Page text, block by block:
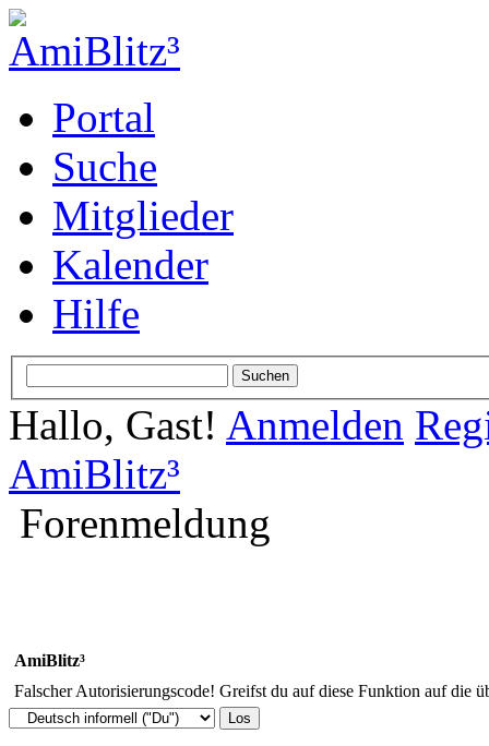
Portal
Suche
Mitglieder
Kalender
Hilfe
Hallo, Gast! Anmelden
AmiBlitz³
Forenmeldung
AmiBlitz³
Falscher Autorisierungscode! Greifst du auf diese Funktion auf die